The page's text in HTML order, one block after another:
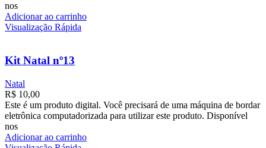
nos
Adicionar ao carrinho
Visualização Rápida
Kit Natal nº13
Natal
R$ 10,00
Este é um produto digital. Você precisará de uma máquina de bordar
eletrônica computadorizada para utilizar este produto. Disponível
nos
Adicionar ao carrinho